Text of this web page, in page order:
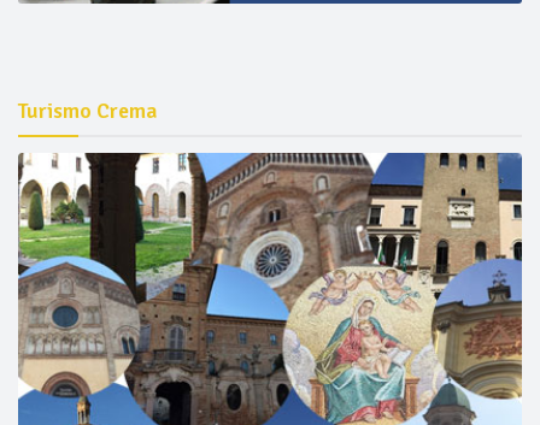
Turismo Crema